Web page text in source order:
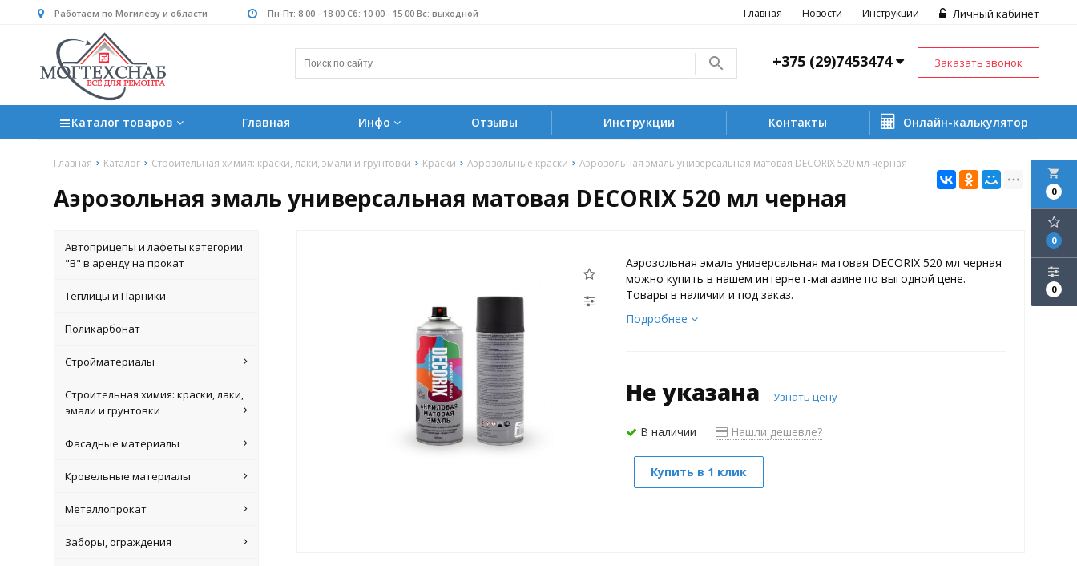
Работаем по Могилеву и области Пн-Пт: 8 00 - 18 00 Сб: 10 00 - 15 00 Вс: выходной Личный кабинет
Главная Новости Инструкции
+375 (29)7453474 Заказать звонок
Каталог товаров Главная Инфо Отзывы Инструкции Контакты Онлайн-калькулятор
Главная Каталог Строительная химия: краски, лаки, эмали и грунтовки Краски Аэрозольные краски Аэрозольная эмаль универсальная матовая DECORIX 520 мл черная
Аэрозольная эмаль универсальная матовая DECORIX 520 мл черная
local_grocery_store
0
0
0
Автоприцепы и лафеты категории
"B" в аренду на прокат
Теплицы и Парники
Поликарбонат
Стройматериалы
Строительная химия: краски, лаки,
эмали и грунтовки
Фасадные материалы
Кровельные материалы
Металлопрокат
Заборы, ограждения
Аэрозольная эмаль универсальная матовая DECORIX 520 мл черная
можно купить в нашем интернет-магазине по выгодной цене.
Товары в наличии и под заказ.
Подробнее
Не указана Узнать цену
В наличии Нашли дешевле?
Купить в 1 клик